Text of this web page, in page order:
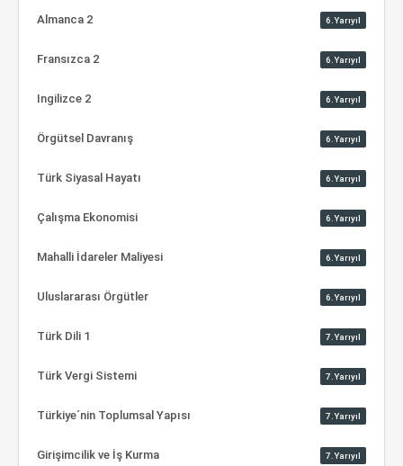
Almanca 2 6.Yarıyıl
Fransızca 2 6.Yarıyıl
Ingilizce 2 6.Yarıyıl
Örgütsel Davranış 6.Yarıyıl
Türk Siyasal Hayatı 6.Yarıyıl
Çalışma Ekonomisi 6.Yarıyıl
Mahalli İdareler Maliyesi 6.Yarıyıl
Uluslararası Örgütler 6.Yarıyıl
Türk Dili 1 7.Yarıyıl
Türk Vergi Sistemi 7.Yarıyıl
Türkiye´nin Toplumsal Yapısı 7.Yarıyıl
Girişimcilik ve İş Kurma 7.Yarıyıl